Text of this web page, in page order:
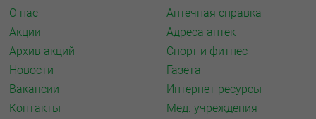
О нас
Акции
Архив акций
Новости
Вакансии
Контакты
Аптечная справка
Адреса аптек
Спорт и фитнес
Газета
Интернет ресурсы
Мед. учреждения